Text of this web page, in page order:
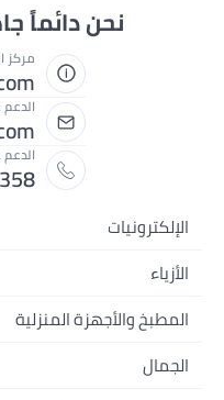
نحن دائماً
مركز
الدعم
الإلكترونيات
الهواتف المتحركة
أجهزة الكمبيوتر المحمولة
الأجهزة المنزلية
الأزياء
أزياء نسائية
أزياء البنات
المطبخ والأجهزة المنزلية
المطبخ وأدوات الطعام
الجمال